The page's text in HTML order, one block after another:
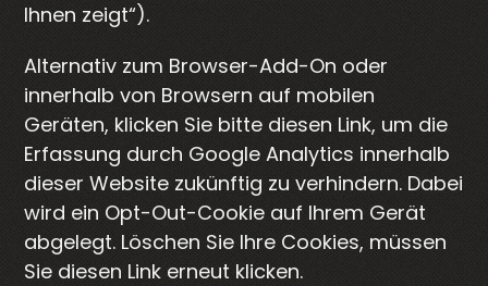
Ihnen zeigt“).
Alternativ zum Browser-Add-On oder
innerhalb von Browsern auf mobilen
Geräten, klicken Sie bitte diesen Link, um die
Erfassung durch Google Analytics innerhalb
dieser Website zukünftig zu verhindern. Dabei
wird ein Opt-Out-Cookie auf Ihrem Gerät
abgelegt. Löschen Sie Ihre Cookies, müssen
Sie diesen Link erneut klicken.